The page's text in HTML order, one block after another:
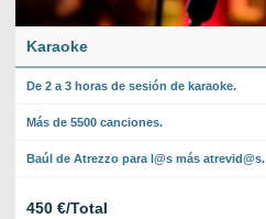
Karaoke
De 2 a 3 horas de sesión de karaoke.
Más de 5500 canciones.
Baúl de Atrezzo para l@s más atrevid@s.
450 €/Total